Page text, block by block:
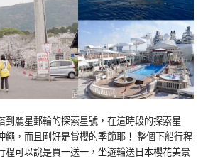
到麗星郵輪的探索星號，在這時段的探索星
繩，而且剛好是賞櫻的季節耶！ 整個下船行程
程可以說是買一送一，坐遊輪送日本櫻花美景